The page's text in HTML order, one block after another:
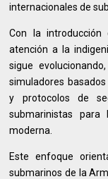
internacionales de
Con la
atención a la
sigue
simuladores
y protocolos de
submarinistas
moderna.
Este enfoque
submarinos de la